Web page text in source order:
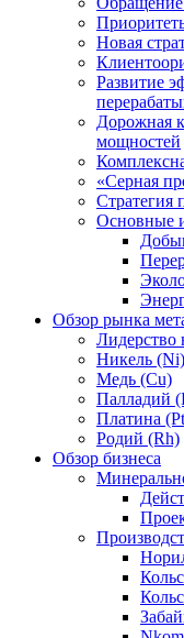
Новая
Развитие
Дорожная
мощностей
«Серная
Стратегия
Основные
Обзор рынка
Лидерство
Никель (Ni)
Медь (Cu)
Палладий
Платина
Родий (Rh)
Обзор бизнеса